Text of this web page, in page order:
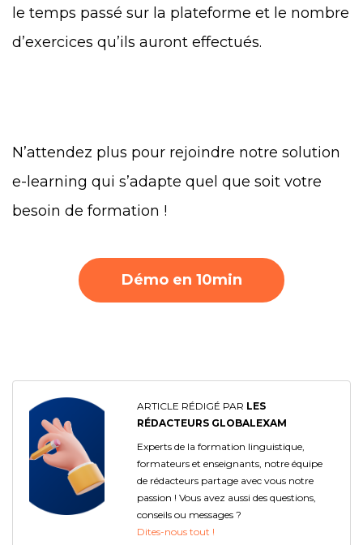
le temps passé sur la plateforme et le nombre
d’exercices qu’ils auront effectués.
N’attendez plus pour rejoindre notre solution
e-learning qui s’adapte quel que soit votre
besoin de formation !
Démo en 10min
ARTICLE RÉDIGÉ PAR LES
RÉDACTEURS GLOBALEXAM
Experts de la formation linguistique,
formateurs et enseignants, notre équipe
de rédacteurs partage avec vous notre
passion ! Vous avez aussi des questions,
conseils ou messages ?
Dites-nous tout !